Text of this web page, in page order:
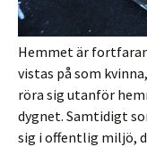
Hemmet är
vistas på som
röra sig utanför
dygnet. Samtidigt
sig i offentlig miljö,